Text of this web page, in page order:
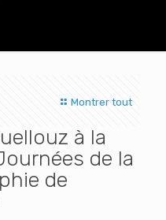
Montrer tout
à la
de la
de